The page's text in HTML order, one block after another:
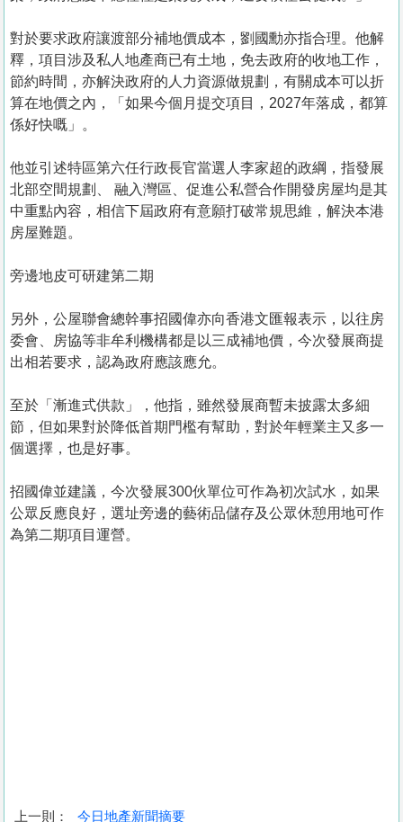
對於要求政府讓渡部分補地價成本，劉國勳亦指合理。他解
釋，項目涉及私人地產商已有土地，免去政府的收地工作，
節約時間，亦解決政府的人力資源做規劃，有關成本可以折
算在地價之內，「如果今個月提交項目，2027年落成，都算
係好快嘅」。
他並引述特區第六任行政長官當選人李家超的政綱，指發展
北部空間規劃、 融入灣區、促進公私營合作開發房屋均是其
中重點內容，相信下屆政府有意願打破常規思維，解決本港
房屋難題。
旁邊地皮可研建第二期
另外，公屋聯會總幹事招國偉亦向香港文匯報表示，以往房
委會、房協等非牟利機構都是以三成補地價，今次發展商提
出相若要求，認為政府應該應允。
至於「漸進式供款」，他指，雖然發展商暫未披露太多細
節，但如果對於降低首期門檻有幫助，對於年輕業主又多一
個選擇，也是好事。
招國偉並建議，今次發展300伙單位可作為初次試水，如果
公眾反應良好，選址旁邊的藝術品儲存及公眾休憩用地可作
為第二期項目運營。
上一則： 今日地產新聞摘要